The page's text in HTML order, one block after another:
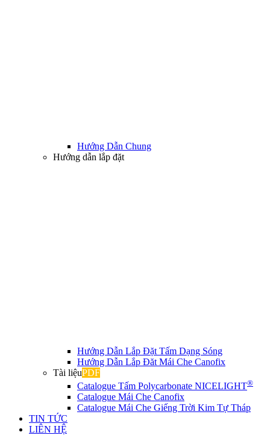
Hướng Dẫn Chung
Hướng dẫn lắp đặt
Hướng Dẫn Lắp Đặt Tấm Dạng Sóng
Hướng Dẫn Lắp Đăt Mái Che Canofix
Tài liệuPDF
Catalogue Tấm Polycarbonate NICELIGHT®
Catalogue Mái Che Canofix
Catalogue Mái Che Giếng Trời Kim Tự Tháp
TIN TỨC
LIÊN HỆ